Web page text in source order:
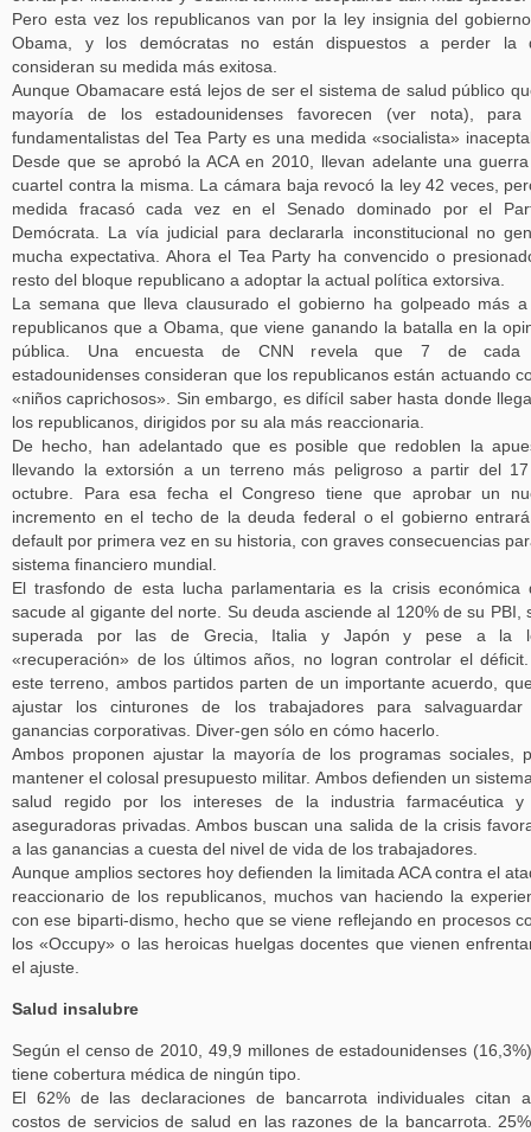
Pero esta vez los republicanos van por la ley insignia del
Obama, y los demócratas no están dispuestos a perder la
consideran su medida más exitosa.
Aunque Obamacare está lejos de ser el sistema de salud público
mayoría de los estadounidenses favorecen (ver nota), para
fundamentalistas del Tea Party es una medida «socialista»
Desde que se aprobó la ACA en 2010, llevan adelante una
cuartel contra la misma. La cámara baja revocó la ley 42 veces,
medida fracasó cada vez en el Senado dominado por el
Demócrata. La vía judicial para declararla inconstitucional no
mucha expectativa. Ahora el Tea Party ha convencido o
resto del bloque republicano a adoptar la actual política extorsiva.
La semana que lleva clausurado el gobierno ha golpeado más
republicanos que a Obama, que viene ganando la batalla en la
pública. Una encuesta de CNN revela que 7 de cada
estadounidenses consideran que los republicanos están actuando
«niños caprichosos». Sin embargo, es difícil saber hasta donde
los republicanos, dirigidos por su ala más reaccionaria.
De hecho, han adelantado que es posible que redoblen la
llevando la extorsión a un terreno más peligroso a partir del
octubre. Para esa fecha el Congreso tiene que aprobar un
incremento en el techo de la deuda federal o el gobierno
default por primera vez en su historia, con graves consecuencias
sistema financiero mundial.
El trasfondo de esta lucha parlamentaria es la crisis económica
sacude al gigante del norte. Su deuda asciende al 120% de su PBI,
superada por las de Grecia, Italia y Japón y pese a la
«recuperación» de los últimos años, no logran controlar el
este terreno, ambos partidos parten de un importante acuerdo,
ajustar los cinturones de los trabajadores para salvaguardar
ganancias corporativas. Diver-gen sólo en cómo hacerlo.
Ambos proponen ajustar la mayoría de los programas sociales,
mantener el colosal presupuesto militar. Ambos defienden un
salud regido por los intereses de la industria farmacéutica y
aseguradoras privadas. Ambos buscan una salida de la crisis
a las ganancias a cuesta del nivel de vida de los trabajadores.
Aunque amplios sectores hoy defienden la limitada ACA contra el
reaccionario de los republicanos, muchos van haciendo la
con ese biparti-dismo, hecho que se viene reflejando en procesos
los «Occupy» o las heroicas huelgas docentes que vienen
el ajuste.
Salud insalubre
Según el censo de 2010, 49,9 millones de estadounidenses
tiene cobertura médica de ningún tipo.
El 62% de las declaraciones de bancarrota individuales citan
costos de servicios de salud en las razones de la bancarrota.